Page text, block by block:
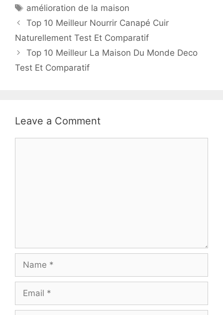
amélioration de la maison
Top 10 Meilleur Nourrir Canapé Cuir
Naturellement Test Et Comparatif
Top 10 Meilleur La Maison Du Monde Deco
Test Et Comparatif
Leave a Comment